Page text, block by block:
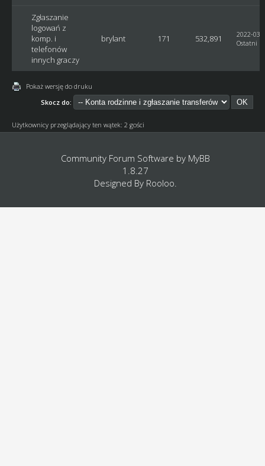
Zgłaszanie
logowań z
komp. i
telefonów
innych graczy
brylant 171 532,891
2022-03-
Ostatni
Pokaż wersję do druku
Skocz do:
Użytkownicy przeglądający ten wątek: 2 gości
Community Forum Software by MyBB
1.8.27
Designed By Rooloo.